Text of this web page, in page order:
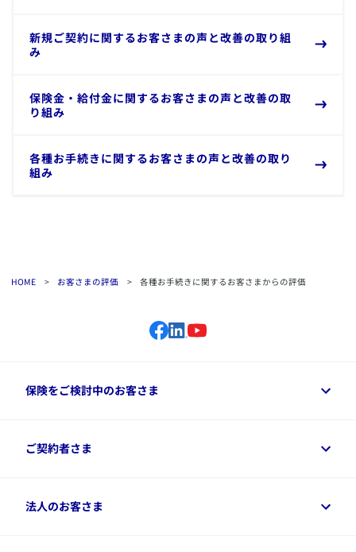
​新規ご契約に関するお客さまの声と改善の取り組
み
保険金・給付金に関するお客さまの声と改善の取
り組み​
各種お手続きに関するお客さまの声と改善の取り
組み
HOME > お客さまの評価 > 各種お手続きに関するお客さまからの評価
保険をご検討中のお客さま
保険をご検討中のお客さまトップ
資料請求
ご契約者さま
ご契約者さまトップ
法人のお客さま